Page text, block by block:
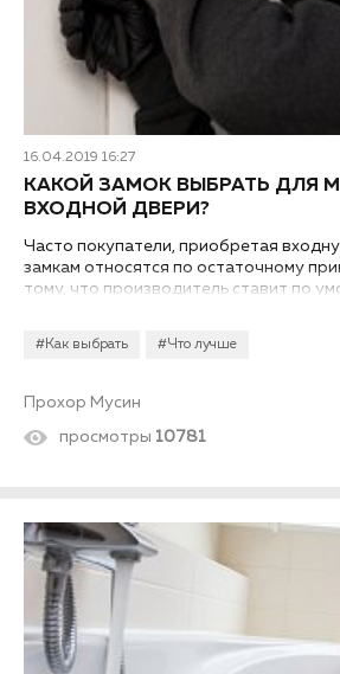
16.04.2019 16:27
#Как выбрать #Что лучше
КАКОЙ ЗАМОК ВЫБРАТЬ ДЛЯ
ВХОДНОЙ ДВЕРИ?
Часто покупатели, приобретая
замкам относятся по остаточному
тому, что производитель ставит по
Прохор Мусин
просмотры 10781